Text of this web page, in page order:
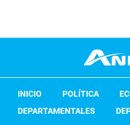
INICIO POLÍTICA
DEPARTAMENTALES